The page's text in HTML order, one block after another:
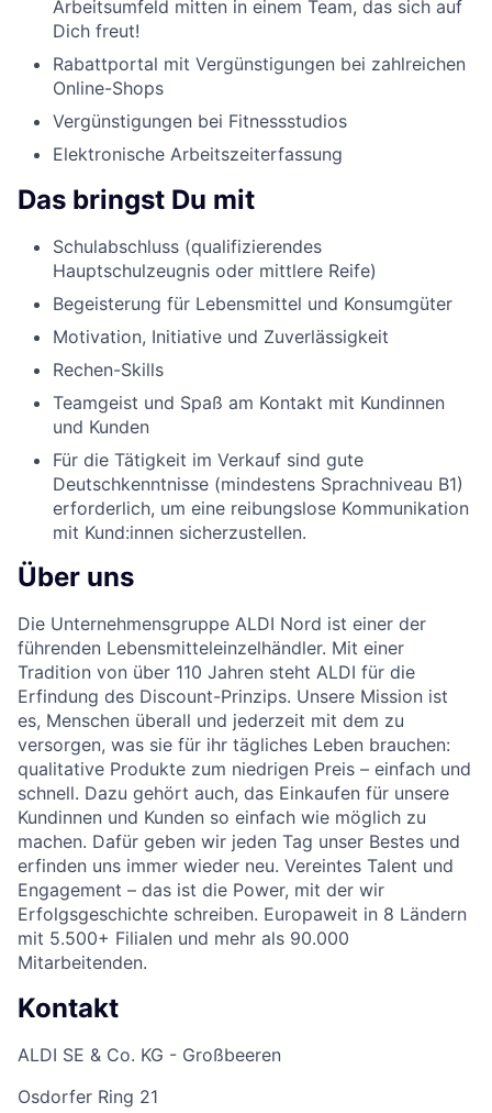
Arbeitsumfeld mitten in einem Team, das sich auf
Dich freut!
Rabattportal mit Vergünstigungen bei zahlreichen
Online-Shops
Vergünstigungen bei Fitnessstudios
Elektronische Arbeitszeiterfassung
Das bringst Du mit
Schulabschluss (qualifizierendes
Hauptschulzeugnis oder mittlere Reife)
Begeisterung für Lebensmittel und Konsumgüter
Motivation, Initiative und Zuverlässigkeit
Rechen-Skills
Teamgeist und Spaß am Kontakt mit Kundinnen
und Kunden
Für die Tätigkeit im Verkauf sind gute
Deutschkenntnisse (mindestens Sprachniveau B1)
erforderlich, um eine reibungslose Kommunikation
mit Kund:innen sicherzustellen.
Über uns
Die Unternehmensgruppe ALDI Nord ist einer der
führenden Lebensmitteleinzelhändler. Mit einer
Tradition von über 110 Jahren steht ALDI für die
Erfindung des Discount-Prinzips. Unsere Mission ist
es, Menschen überall und jederzeit mit dem zu
versorgen, was sie für ihr tägliches Leben brauchen:
qualitative Produkte zum niedrigen Preis – einfach und
schnell. Dazu gehört auch, das Einkaufen für unsere
Kundinnen und Kunden so einfach wie möglich zu
machen. Dafür geben wir jeden Tag unser Bestes und
erfinden uns immer wieder neu. Vereintes Talent und
Engagement – das ist die Power, mit der wir
Erfolgsgeschichte schreiben. Europaweit in 8 Ländern
mit 5.500+ Filialen und mehr als 90.000
Mitarbeitenden.
Kontakt
ALDI SE & Co. KG - Großbeeren
Osdorfer Ring 21